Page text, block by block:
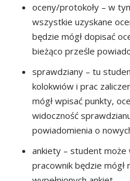
oceny/protokoły – w
wszystkie uzyskane
będzie mógł dopisać
bieżąco prześle
sprawdziany – tu
kolokwiów i prac
mógł wpisać punkty,
widoczność
powiadomienia o
ankiety – student może
pracownik będzie mógł